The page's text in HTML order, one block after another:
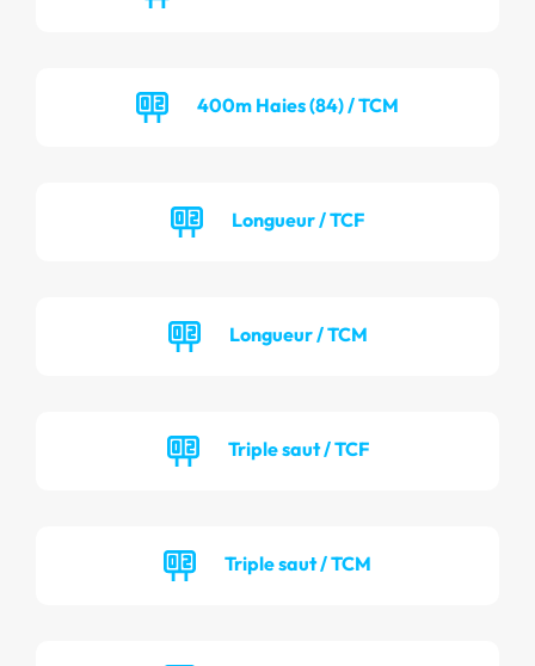
400m Haies (84) / TCM
Longueur / TCF
Longueur / TCM
Triple saut / TCF
Triple saut / TCM